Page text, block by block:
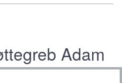
Adam